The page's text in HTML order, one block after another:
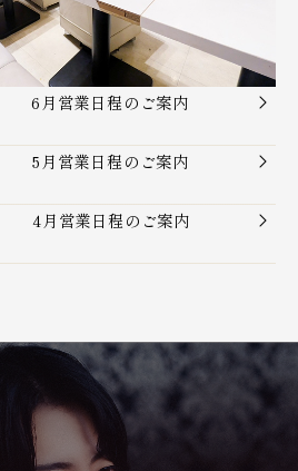
6月営業日程のご案内
5月営業日程のご案内
4月営業日程のご案内